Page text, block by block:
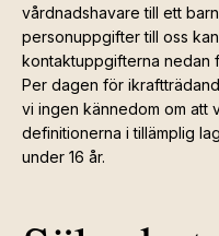
vårdnadshavare till ett
personuppgifter till oss
kontaktuppgifterna nedan
Per dagen för
vi ingen kännedom om att
definitionerna i tillämplig
under 16 år.